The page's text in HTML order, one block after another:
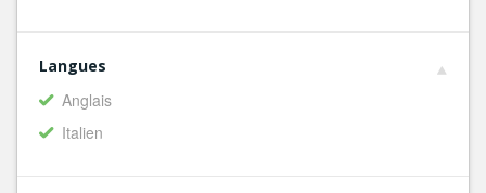
Langues
Anglais
Italien